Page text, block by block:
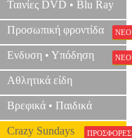
Ταινίες DVD • Blu Ray
Προσωπική φροντίδα ΝΕΟ
Ενδυση • Υπόδηση ΝΕΟ
Αθλητικά είδη
Βρεφικά • Παιδικά
Crazy Sundays ΠΡΟΣΦΟΡΕΣ